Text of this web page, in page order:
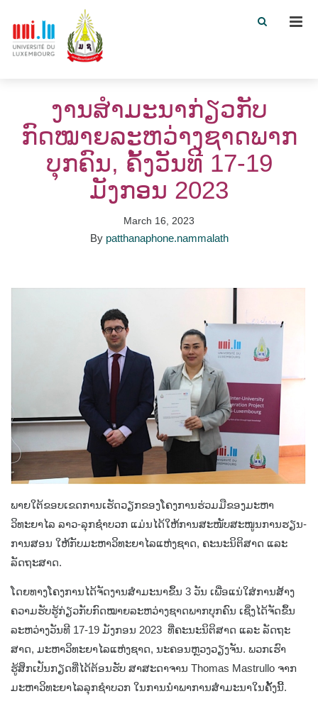
ງານສຳມະນາກ່ຽວກັບ
ກົດໝາຍລະຫວ່າງຊາດພາກ
ບຸກຄົນ, ຄັ້ງວັນທີ 17-19
ມັງກອນ 2023
March 16, 2023
By patthanaphone.nammalath
ພາຍໃຕ້ຂອບເຂດການເຮັດວຽກຂອງໂຄງການຮ່ວມມືຂອງມະຫາ
ວິທະຍາໄລ ລາວ-ລຸກຊໍາບວກ ແມ່ນໄດ້ໃຫ້ການສະໜັບສະໜູນການຮຽນ-
ການສອນ ໃຫ້ກັບມະຫາວິທະຍາໄລແຫ່ງຊາດ, ຄະນະນິຕິສາດ ແລະ
ລັດຖະສາດ.
ໂດຍທາງໂຄງການໄດ້ຈັດງານສຳມະນາຂຶ້ນ 3 ວັນ ເພື່ອແນ່ໃສ່ການສ້າງ
ຄວາມຮັບຮູ້ກ່ຽວກັບກົດໝາຍລະຫວ່າງຊາດພາກບຸກຄົນ ເຊິ່ງໄດ້ຈັດຂຶ້ນ
ລະຫວ່າງວັນທີ 17-19 ມັງກອນ 2023 ທີ່ຄະນະນິຕິສາດ ແລະ ລັດຖະ
ສາດ, ມະຫາວິທະຍາໄລແຫ່ງຊາດ, ນະຄອນຫຼວງວຽງຈັນ. ພວກເຮົາ
ຮູ້ສຶກເປັນກຽດທີ່ໄດ້ຕ້ອນຮັບ ສາສະດາຈານ Thomas Mastrullo ຈາກ
ມະຫາວິທະຍາໄລລຸກຊໍາບວກ ໃນການນຳພາການສຳມະນາໃນຄັ້ງນີ້.